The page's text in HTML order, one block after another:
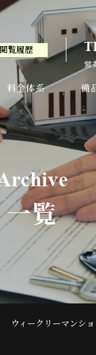
閲覧履歴
営
料金体系 備
営
Archive
一覧
ウィークリーマンシ